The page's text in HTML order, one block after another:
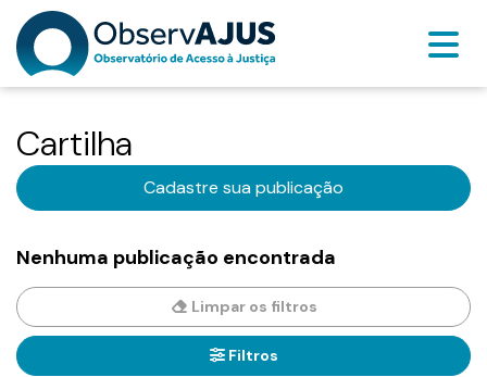
Cartilha
Cadastre sua publicação
Nenhuma publicação encontrada
Limpar os filtros
Filtros